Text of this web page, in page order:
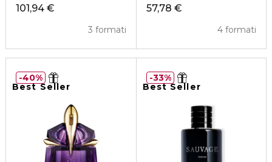
101,94 €
3 formati
57,78 €
4 formati
Best Seller
40%
Best Seller
33%